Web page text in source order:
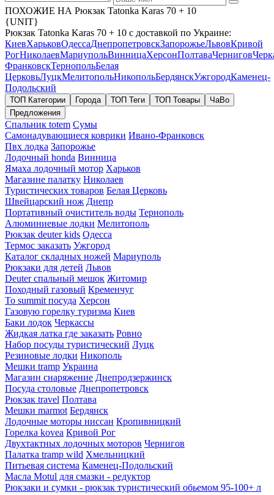
ПОХОЖИЕ НА Рюкзак Tatonka Karas 70 + 10
{UNIT}
Рюкзак Tatonka Karas 70 + 10 с доставкой по Украине:
КиевХарьковОдессаДнепропетровскЗапорожьеЛьвовКривой
РогНиколаевМариупольВинницаХерсонПолтаваЧернигов
ФранковскТернопольБелая
ЦерковьЛуцкМелитопольНикопольБердянскУжгородКаменец-
Подольский
ТОП Категории Города ТОП Теги ТОП Товары
ЧаВо
Предложения
Спальник totem Сумы
Самонадувающиеся коврики Ивано-Франковск
Пвх лодка Запорожье
Лодочный honda Винница
Ямаха лодочный мотор Харьков
Магазине палатку Николаев
Туристических товаров Белая Церковь
Швейцарский нож Днепр
Портативный очиститель воды Тернополь
Алюминиевые лодки Мелитополь
Рюкзак deuter kids Одесса
Термос заказать Ужгород
Каталог складных ножей Мариуполь
Рюкзаки для детей Львов
Deuter спальный мешок Житомир
Походный газовый Кременчуг
To summit посуда Херсон
Газовую горелку туризма Киев
Баки лодок Черкассы
Жидкая латка где заказать Ровно
Набор посуды туристический Луцк
Резиновые лодки Никополь
Мешки tramp Украина
Магазин снаряжение Днепродзержинск
Посуда столовые Днепропетровск
Рюкзак travel Полтава
Мешки marmot Бердянск
Лодочные моторы ниссан Кропивницкий
Горелка kovea Кривой Рог
Двухтактных лодочных моторов Чернигов
Палатка tramp wild Хмельницкий
Питьевая система Каменец-Подольский
Масла Motul для смазки - редуктор
Рюкзаки и сумки - рюкзак туристический обьемом 95-100+ л